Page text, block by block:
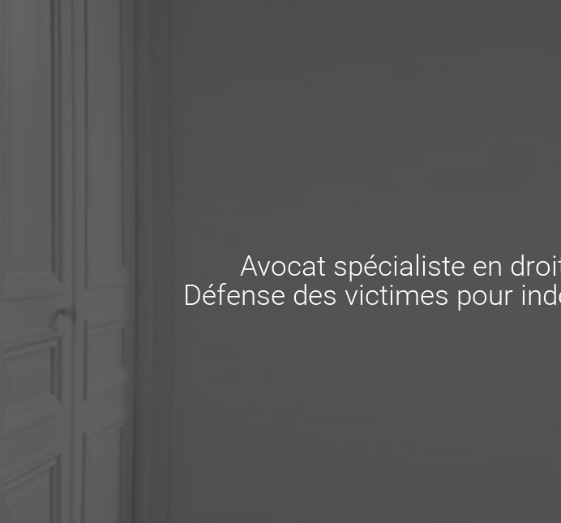
Avocat spécialiste en
Défense des victimes pour